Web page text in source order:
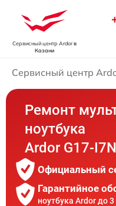
Сервисный центр Ardorв
Казани
Сервисный центр
Ремонт
ноутбука
Ardor G17-
Официальный
Гарантийное
ноутбука Ardor до 3